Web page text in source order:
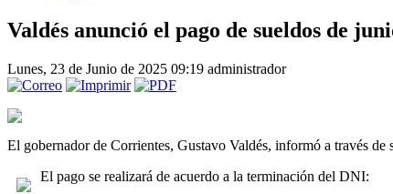
Valdés anunció el pago de sueldos de
Lunes, 23 de Junio de 2025 09:19 administrador
El gobernador de Corrientes, Gustavo Valdés, informó a través
El pago se realizará de acuerdo a la terminación del DNI: